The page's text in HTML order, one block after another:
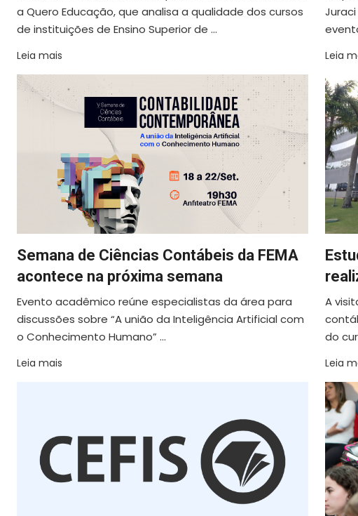
a Quero Educação, que analisa a qualidade dos cursos
de instituições de Ensino Superior de ...
Leia mais Leia
Semana de Ciências Contábeis da FEMA
acontece na próxima semana
Evento acadêmico reúne especialistas da área para
discussões sobre “A união da Inteligência Artificial com
o Conhecimento Humano” ...
Leia mais
A
do
Leia